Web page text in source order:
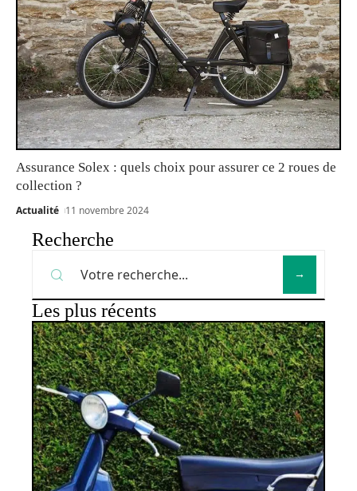
Assurance Solex : quels choix pour assurer ce 2 roues de
collection ?
Actualité 11 novembre 2024
Recherche
Les plus récents